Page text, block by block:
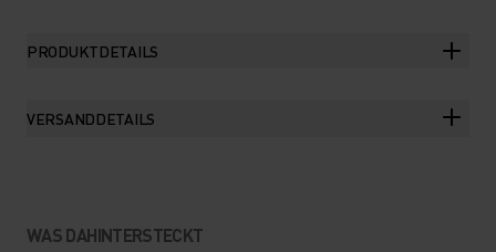
PRODUKTDETAILS
VERSANDDETAILS
WAS DAHINTERSTECKT